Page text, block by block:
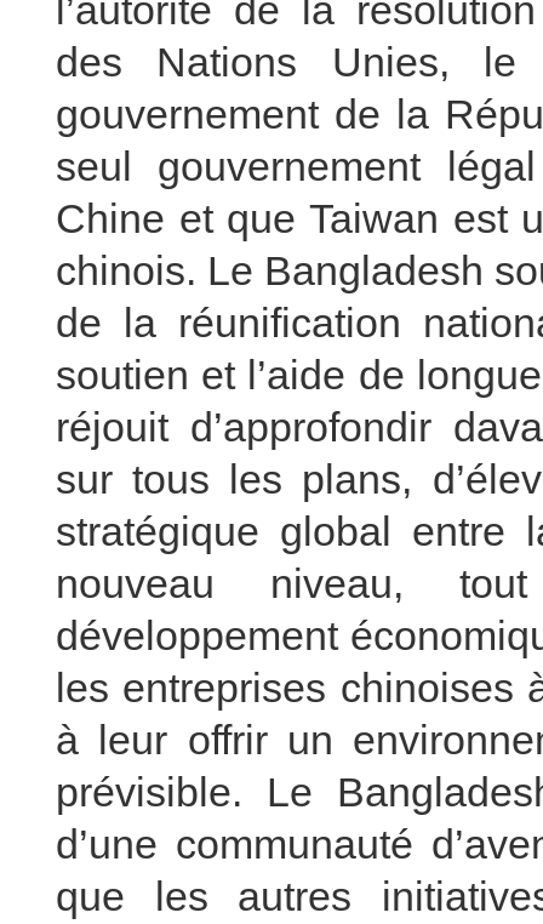
l’autorité de la
des Nations Unies, le
gouvernement de la
seul gouvernement
Chine et que Taiwan est
chinois. Le Bangladesh
de la réunification
soutien et l’aide de
réjouit d’approfondir
sur tous les plans,
stratégique global
nouveau niveau,
développement
les entreprises chinoises
à leur offrir un
prévisible. Le
d’une communauté
que les autres